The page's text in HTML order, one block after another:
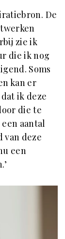
De
zie ik
die ik nog
Soms
kan er
ik deze
die te
aantal
van deze
een